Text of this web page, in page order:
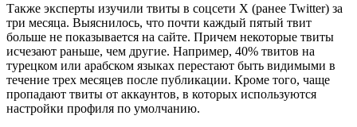
Также эксперты изучили твиты в соцсети X (ранее Twitter) за
три месяца. Выяснилось, что почти каждый пятый твит
больше не показывается на сайте. Причем некоторые твиты
исчезают раньше, чем другие. Например, 40% твитов на
турецком или арабском языках перестают быть видимыми в
течение трех месяцев после публикации. Кроме того, чаще
пропадают твиты от аккаунтов, в которых используются
настройки профиля по умолчанию.